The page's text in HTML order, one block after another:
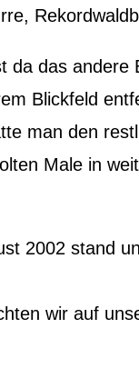
da das andere
Blickfeld
man den
Male in
2002 stand
wir auf